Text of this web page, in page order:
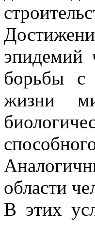
эпидемий
борьбы с
жизни
области
В этих